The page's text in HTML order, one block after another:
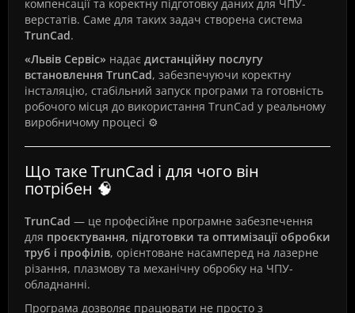
компенсації та коректну підготовку даних для ЧПУ-
верстатів. Саме для таких задач створена система
TrunCad.
«Львів Сервіс» надає дистанційну послугу
встановлення TrunCad, забезпечуючи коректну
інсталяцію, стабільний запуск програми та готовність
робочого місця до використання TrunCad у реальному
виробничому процесі ⚙️
Що таке TrunCad і для чого він
потрібен 🧠
TrunCad — це професійне програмне забезпечення
для проєктування, підготовки та оптимізації обробки
труб і профілів, орієнтоване насамперед на лазерне
різання, плазмову та механічну обробку на ЧПУ-
обладнанні.
Програма дозволяє працювати не просто з